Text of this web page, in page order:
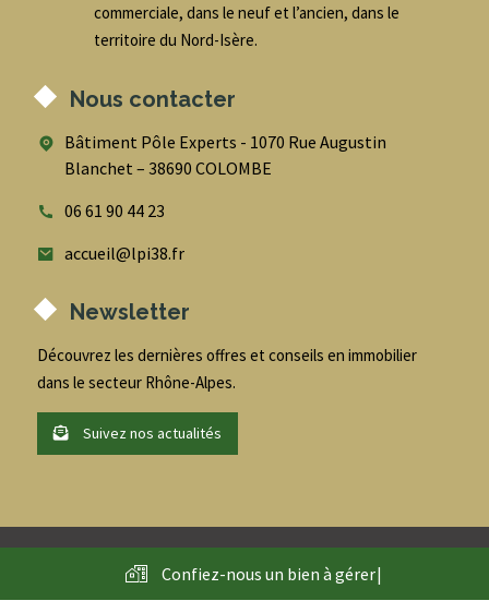
commerciale, dans le neuf et l’ancien, dans le
territoire du Nord-Isère.
Nous contacter
Bâtiment Pôle Experts - 1070 Rue Augustin
Blanchet – 38690 COLOMBE
06 61 90 44 23
accueil@lpi38.fr
Newsletter
Découvrez les dernières offres et conseils en immobilier
dans le secteur Rhône-Alpes.
Suivez nos actualités
- LPI - Conseil en immobilier entreprise et habitation -
Tous droits réservés - Accompagné par
l'Agence AdNI
Confiez-nous un bien à gérer|